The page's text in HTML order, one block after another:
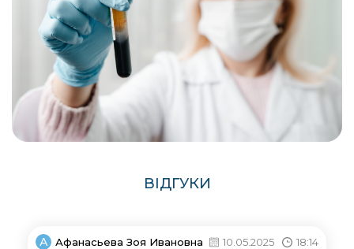
ВІДГУКИ
А Афанасьева Зоя Ивановна 10.05.2025 18:14